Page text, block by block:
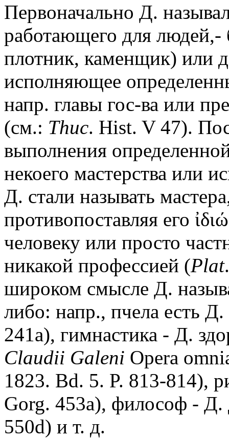
Первоначально Д.
работающего для людей,-
плотник, каменщик) или
исполняющее
напр. главы гос-ва или
(см.: Thuc. Hist. V 47).
выполнения
некоего мастерства или
Д. стали называть
противопоставляя его
человеку или просто
никакой профессией (Plat
широком смысле Д.
либо: напр., пчела есть
241a), гимнастика - Д.
Claudii Galeni Opera
1823. Bd. 5. P. 813-814),
Gorg. 453a), философ - Д.
550d) и т. д.